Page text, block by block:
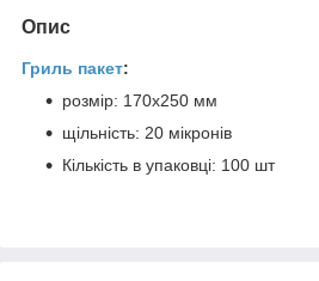
Опис
Гриль пакет:
розмір: 170х250 мм
щільність: 20 мікронів
Кількість в упаковці: 100 шт